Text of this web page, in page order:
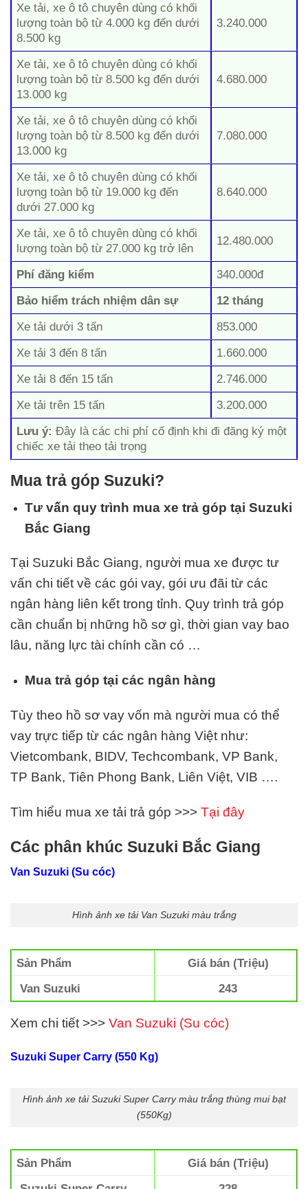
Xe tải, xe ô tô chuyên dùng có khối
lượng toàn bộ từ 4.000 kg đến dưới
8.500 kg
3.240.000
Xe tải, xe ô tô chuyên dùng có khối
lượng toàn bộ từ 8.500 kg đến dưới
13.000 kg
4.680.000
Xe tải, xe ô tô chuyên dùng có khối
lượng toàn bộ từ 8.500 kg đến dưới
13.000 kg
7.080.000
Xe tải, xe ô tô chuyên dùng có khối
lượng toàn bộ từ 19.000 kg đến
dưới 27.000 kg
8.640.000
Xe tải, xe ô tô chuyên dùng có khối
lượng toàn bộ từ 27.000 kg trở lên
12.480.000
Phí đăng kiểm
340.000đ
Bảo hiểm trách nhiệm dân sự
12 tháng
Xe tải dưới 3 tấn
853.000
Xe tải 3 đến 8 tấn
1.660.000
Xe tải 8 đến 15 tấn
2.746.000
Xe tải trên 15 tấn
3.200.000
Lưu ý:Đây là các chi phí cố định khi đi đăng ký một
chiếc xe tải theo tải trọng
Mua trả góp Suzuki?
Tư vấn quy trình mua xe trả góp tại Suzuki
Bắc Giang
Tại Suzuki Bắc Giang, người mua xe được tư
vấn chi tiết về các gói vay, gói ưu đãi từ các
ngân hàng liên kết trong tỉnh. Quy trình trả góp
cần chuẩn bị những hồ sơ gì, thời gian vay bao
lâu, năng lực tài chính cần có …
Mua trả góp tại các ngân hàng
Tùy theo hồ sơ vay vốn mà người mua có thể
vay trực tiếp từ các ngân hàng Việt như:
Vietcombank, BIDV, Techcombank, VP Bank,
TP Bank, Tiên Phong Bank, Liên Việt, VIB ….
Tìm hiểu mua xe tải trả góp >>> Tại đây
Các phân khúc Suzuki Bắc Giang
Van Suzuki (Su cóc)
Hình ảnh xe tải Van Suzuki màu trắng
Sản Phẩm
Giá bán (Triệu)
Van Suzuki
243
Xem chi tiết >>> Van Suzuki (Su cóc)
Suzuki Super Carry (550 Kg)
Hình ảnh xe tải Suzuki Super Carry màu trắng thùng mui bạt
(550Kg)
Sản Phẩm
Giá bán (Triệu)